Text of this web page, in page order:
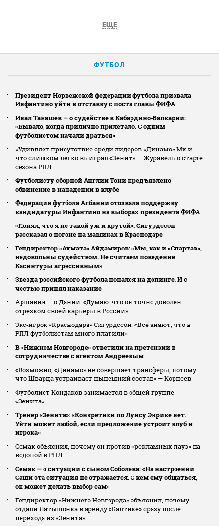
ЕЩЕ
ФУТБОЛ
Президент Норвежской федерации футбола призвала
Инфантино уйти в отставку с поста главы ФИФА
Инал Танашев — о судействе в Кабардино‑Балкарии:
«Бывало, когда прилично прилетало. С одним
футболистом начали драться»
«Удивляет присутствие среди лидеров «Динамо» Мх и
что слишком легко выиграл «Зенит» — Журавель о старте
сезона РПЛ
Футболисту сборной Англии Тони предъявлено
обвинение в нападении в клубе
Федерация футбола Албании отозвала поддержку
кандидатуры Инфантино на выборах президента ФИФА
«Понял, что я не такой уж и крутой». Сигурдссон
рассказал о погоне на машинах в Краснодаре
Гендиректор «Ахмата» Айдамиров: «Мы, как и «Спартак»,
недовольны судейством. Не считаем поведение
Касинтуры агрессивным»
Звезда российского футбола попался на допинге. И с
честью принял наказание
Аршавин — о Данни: «Думаю, что он точно доволен
отрезком своей карьеры в России»
Экс‑игрок «Краснодара» Сигурдссон: «Все знают, что в
РПЛ футболистам много платили»
В «Нижнем Новгороде» ответили на претензии в
сотрудничестве с агентом Андреевым
«Возможно, «Динамо» не совершает трансферы, потому
что Шварца устраивает нынешний состав» — Корнеев
Футболист Кондаков занимается в общей группе
«Зенита»
Тренер «Зенита»: «Конкретики по Луису Энрике нет.
Уйти может любой, если предложение устроит клуб и
игрока»
Семак объяснил, почему он против «рекламных пауз» на
водопой в РПЛ
Семак — о ситуации с сыном Соболева: «На настроении
Саши эта ситуация не отражается. С кем ему общаться,
он может делать выбор сам»
Гендиректор «Нижнего Новгорода» объяснил, почему
отдали Латышонка в аренду «Балтике» сразу после
перехода из «Зенита»